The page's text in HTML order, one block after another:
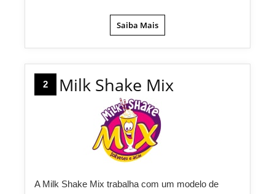
Saiba Mais
2 Milk Shake Mix
A Milk Shake Mix trabalha com um modelo de